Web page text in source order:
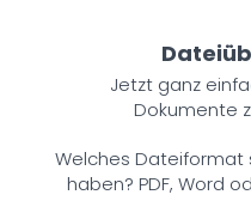
Jetzt ganz
Dokumente
Welches Dateiformat
haben? PDF, Word